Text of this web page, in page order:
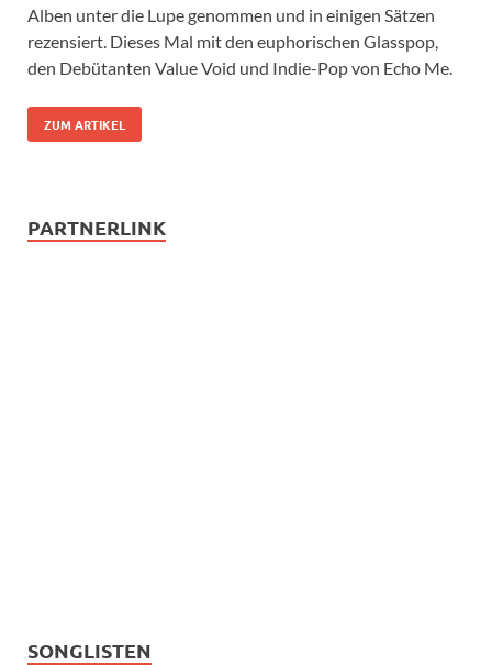
Alben unter die Lupe genommen und in einigen Sätzen
rezensiert. Dieses Mal mit den euphorischen Glasspop,
den Debütanten Value Void und Indie-Pop von Echo Me.
ZUM ARTIKEL
PARTNERLINK
SONGLISTEN